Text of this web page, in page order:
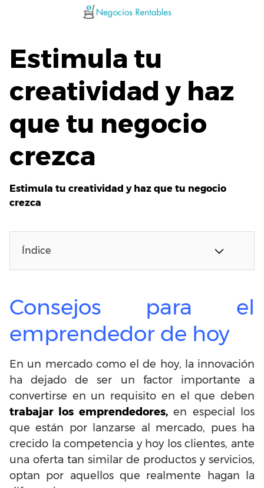
Estimula tu
creatividad y haz
que tu negocio
crezca
Estimula tu creatividad y haz que tu negocio
crezca
Índice
Consejos para el
emprendedor de hoy
En un mercado como el de hoy, la innovación
ha dejado de ser un factor importante a
convertirse en un requisito en el que deben
trabajar los emprendedores,en especial los
que están por lanzarse al mercado, pues ha
crecido la competencia y hoy los clientes, ante
una oferta tan similar de productos y servicios,
optan por aquellos que realmente hagan la